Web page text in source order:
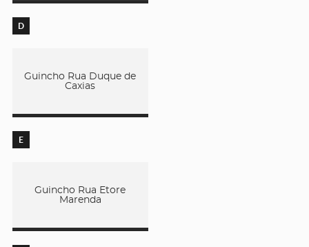
D
Guincho Rua Duque de
Caxias
E
Guincho Rua Etore
Marenda